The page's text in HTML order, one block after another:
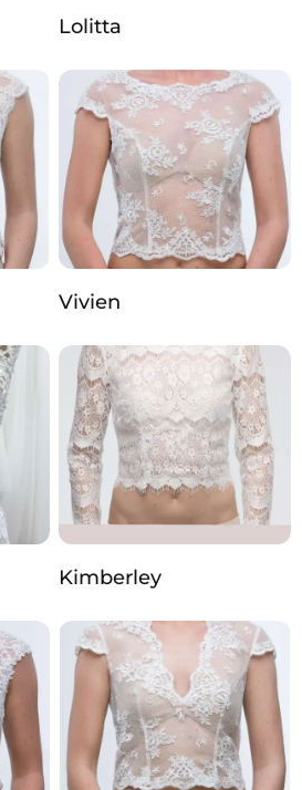
Lolitta
Vivien
Kimberley